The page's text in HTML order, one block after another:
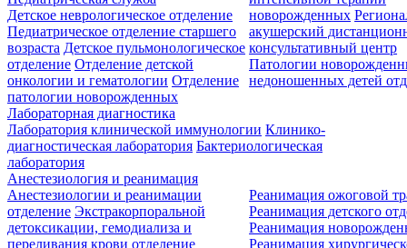
новорожденных
акушерский
консультативный центр
Патологии
недоношенных детей
Детское неврологическое отделение
Педиатрическое отделение старшего
возраста Детское пульмонологическое
отделение Отделение детской
онкологии и гематологии Отделение
патологии новорожденных
Лабораторная диагностика
Лаборатория клинической иммунологии Клинико-
диагностическая лаборатория Бактериологическая
лаборатория
Анестезиология и реанимация
Анестезиологии и реанимации
отделение Экстракорпоральной
детоксикации, гемодиализа и
переливания крови отделение
Реанимация ожоговой
Реанимация детского
Реанимация
Реанимация